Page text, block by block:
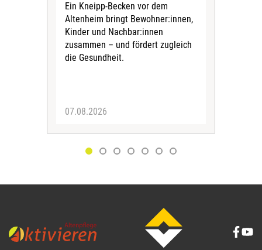
Ein Kneipp-Becken vor dem
Altenheim bringt Bewohner:innen,
Kinder und Nachbar:innen
zusammen – und fördert zugleich
die Gesundheit.
07.08.2026